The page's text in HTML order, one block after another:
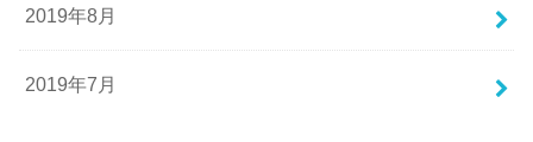
2019年8月
2019年7月